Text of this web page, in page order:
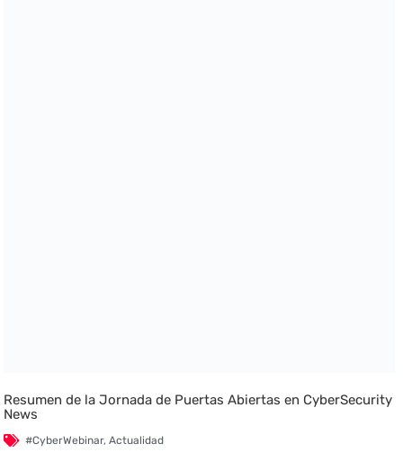
Resumen de la Jornada de Puertas Abiertas en CyberSecurity
News
#CyberWebinar,Actualidad